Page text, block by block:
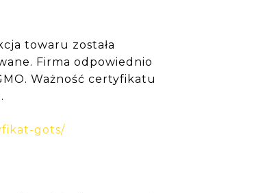
towaru została
Firma odpowiednio
Ważność certyfikatu
gots/